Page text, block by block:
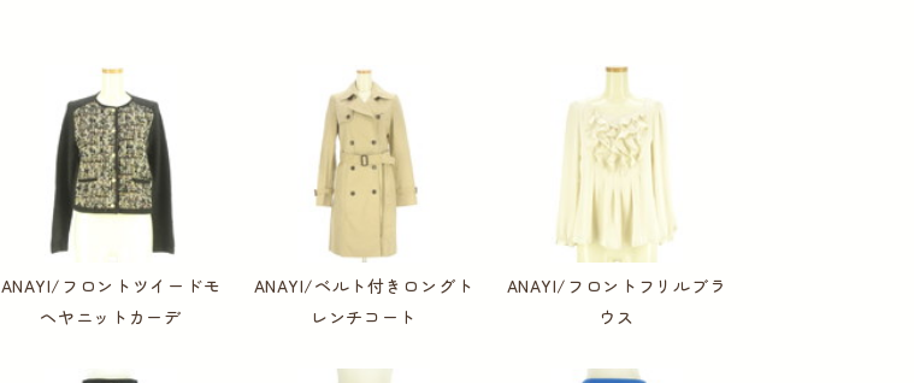
ANAYI/フロントツイードモ
ヘヤニットカーデ
ANAYI/ベルト付きロングト
レンチコート
ANAYI/フロントフリルブラ
ウス